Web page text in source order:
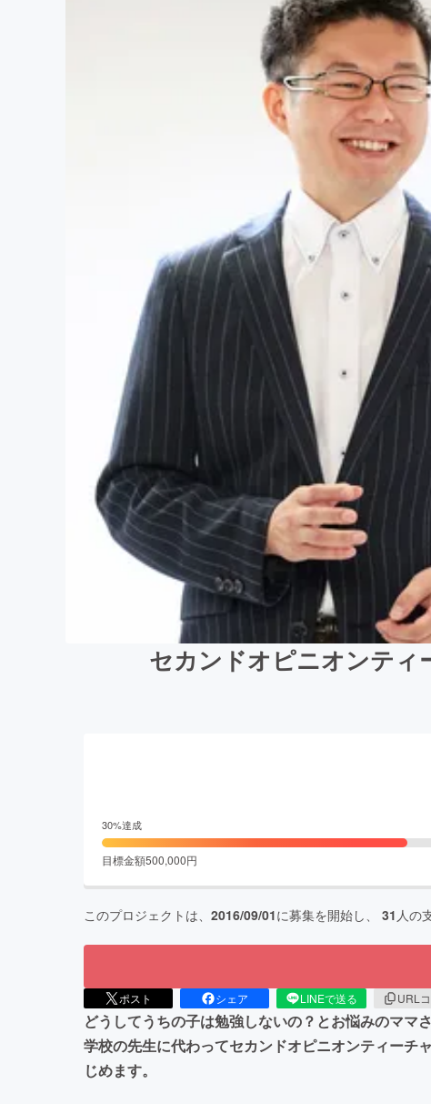
セカンドオピニオンティ
30%達成
目標金額500,000円
このプロジェクトは、 2016/09/01に募集を開始し、 31 人の
ポスト シェア LINEで送る URL
どうしてうちの子は勉強しないの？とお悩みのマ
学校の先生に代わってセカンドオピニオンティーチ
じめます。